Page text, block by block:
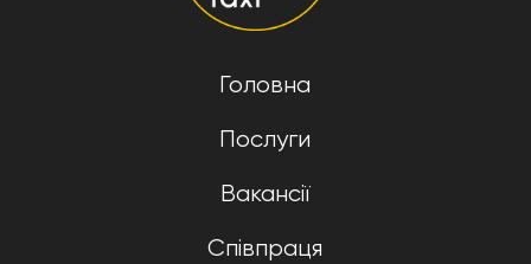
Головна
Послуги
Вакансії
Співпраця